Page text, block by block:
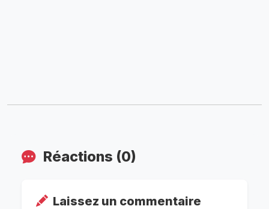
Réactions (0)
Laissez un commentaire